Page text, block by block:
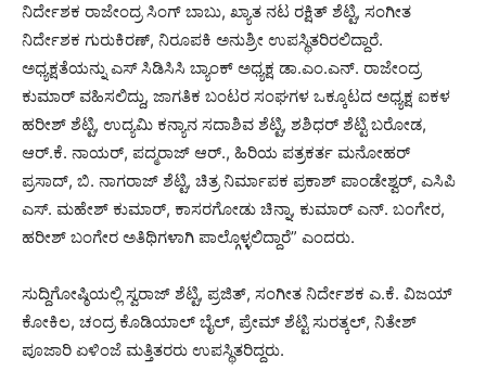
ನಿರ್ದೇಶಕ ರಾಜೇಂದ್ರ ಸಿಂಗ್ ಬಾಬು, ಖ್ಯಾತ ನಟ ರಕ್ಷಿತ್ ಶೆಟ್ಟಿ, ಸಂಗೀತ
ನಿರ್ದೇಶಕ ಗುರುಕಿರಣ್, ನಿರೂಪಕಿ ಅನುಶ್ರೀ ಉಪಸ್ಥಿತರಿರಲಿದ್ದಾರೆ.
ಅಧ್ಯಕ್ಷತೆಯನ್ನು ಎಸ್ ಸಿಡಿಸಿಸಿ ಬ್ಯಾಂಕ್ ಅಧ್ಯಕ್ಷ ಡಾ.ಎಂ.ಎನ್. ರಾಜೇಂದ್ರ
ಕುಮಾರ್ ವಹಿಸಲಿದ್ದು, ಜಾಗತಿಕ ಬಂಟರ ಸಂಘಗಳ ಒಕ್ಕೂಟದ ಅಧ್ಯಕ್ಷ ಐಕಳ
ಹರೀಶ್ ಶೆಟ್ಟಿ, ಉದ್ಯಮಿ ಕನ್ಯಾನ ಸದಾಶಿವ ಶೆಟ್ಟಿ, ಶಶಿಧರ್ ಶೆಟ್ಟಿ ಬರೋಡ,
ಆರ್.ಕೆ. ನಾಯರ್, ಪದ್ಮರಾಜ್ ಆರ್., ಹಿರಿಯ ಪತ್ರಕರ್ತ ಮನೋಹರ್
ಪ್ರಸಾದ್, ಬಿ. ನಾಗರಾಜ್ ಶೆಟ್ಟಿ, ಚಿತ್ರ ನಿರ್ಮಾಪಕ ಪ್ರಕಾಶ್ ಪಾಂಡೇಶ್ವರ್, ಎಸಿಪಿ
ಎಸ್. ಮಹೇಶ್ ಕುಮಾರ್, ಕಾಸರಗೋಡು ಚಿನ್ನಾ, ಕುಮಾರ್ ಎನ್. ಬಂಗೇರ,
ಹರೀಶ್ ಬಂಗೇರ ಅತಿಥಿಗಳಾಗಿ ಪಾಲ್ಗೊಳ್ಳಲಿದ್ದಾರೆ” ಎಂದರು.
ಸುದ್ದಿಗೋಷ್ಠಿಯಲ್ಲಿ ಸ್ವರಾಜ್ ಶೆಟ್ಟಿ, ಪ್ರಜಿತ್, ಸಂಗೀತ ನಿರ್ದೇಶಕ ಎ.ಕೆ. ವಿಜಯ್
ಕೋಕಿಲ, ಚಂದ್ರ ಕೊಡಿಯಾಲ್ ಬೈಲ್, ಪ್ರೇಮ್ ಶೆಟ್ಟಿ ಸುರತ್ಕಲ್, ನಿತೇಶ್
ಪೂಜಾರಿ ಏಳಿಂಜೆ ಮತ್ತಿತರರು ಉಪಸ್ಥಿತರಿದ್ದರು.